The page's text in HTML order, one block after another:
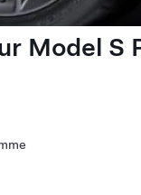
Model S